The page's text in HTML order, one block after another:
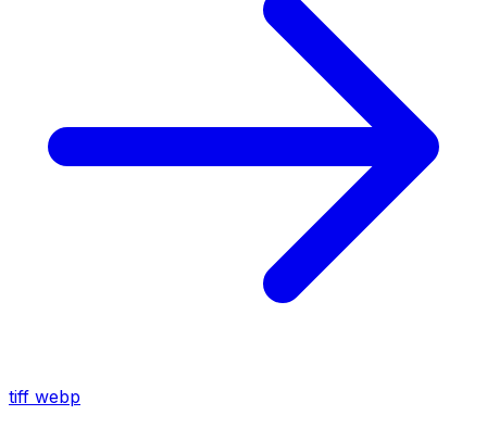
tiff webp